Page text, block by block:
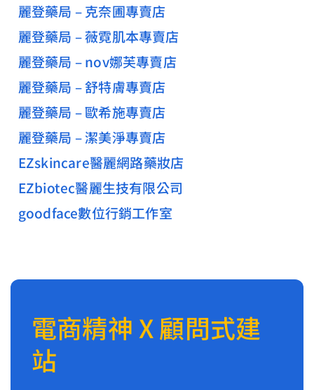
麗登藥局 – 克奈圃專賣店
麗登藥局 – 薇霓肌本專賣店
麗登藥局 – nov娜芙專賣店
麗登藥局 – 舒特膚專賣店
麗登藥局 – 歐希施專賣店
麗登藥局 – 潔美淨專賣店
EZskincare醫麗網路藥妝店
EZbiotec醫麗生技有限公司
goodface數位行銷工作室
電商精神 X 顧問式建
站